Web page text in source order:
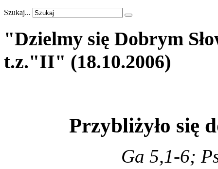
Szukaj...
"Dzielmy się Dobrym
t.z."II" (18.10.2006)
Przybliżyło się
Ga 5,1-6;